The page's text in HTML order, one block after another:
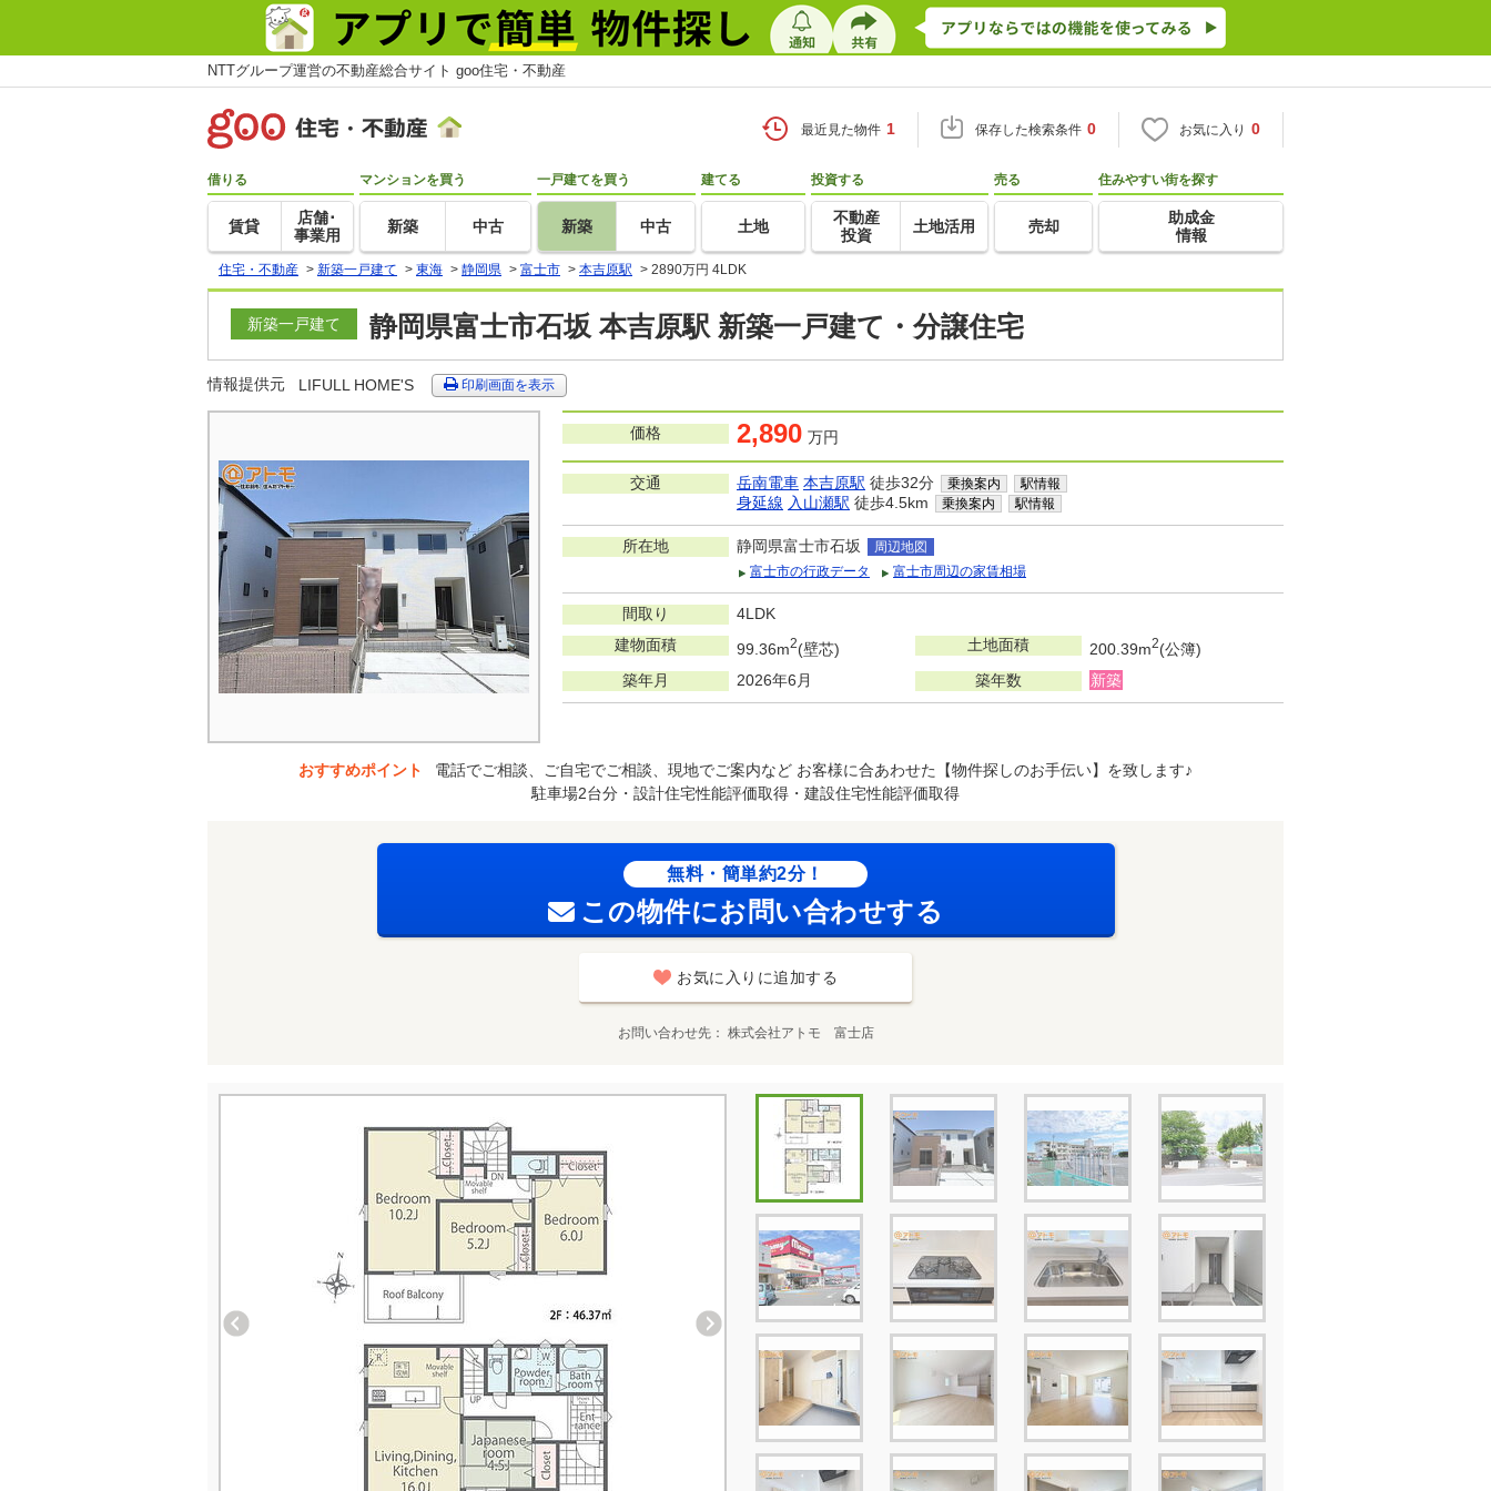
NTTグループ運営の不動産総合サイト goo住宅・不動産
最近見た物件 1 保存した検索条件 0 お気に入り 0
借りる
賃貸
店舗･
事業用
マンションを買う
新築 中古
一戸建てを買う
新築 中古
建てる
土地
投資する
不動産
投資
土地活用
売る
売却
住みやすい街を探す
助成金
情報
住宅・不動産 > 新築一戸建て > 東海 > 静岡県 > 富士市 > 本吉原駅 > 2890万円 4LDK
新築一戸建て 静岡県富士市石坂 本吉原駅 新築一戸建て・分譲住宅
情報提供元 LIFULL HOME'S 印刷画面を表示
価格 2,890 万円
交通 岳南電車 本吉原駅 徒歩32分 乗換案内 駅情報
身延線 入山瀬駅 徒歩4.5km 乗換案内 駅情報
所在地 静岡県富士市石坂
周辺地図
富士市の行政データ
富士市周辺の家賃相場
間取り
4LDK
建物面積
99.36m2(壁芯) 土地面積 200.39m2(公簿)
築年月
2026年6月 築年数 新築
おすすめポイント
電話でご相談、ご自宅でご相談、現地でご案内など お客様に合あわせた【物件探しのお手伝い】を致します♪
駐車場2台分・設計住宅性能評価取得・建設住宅性能評価取得
無料・簡単約2分！
この物件にお問い合わせする
お気に入りに追加する
お問い合わせ先 株式会社アトモ 富士店